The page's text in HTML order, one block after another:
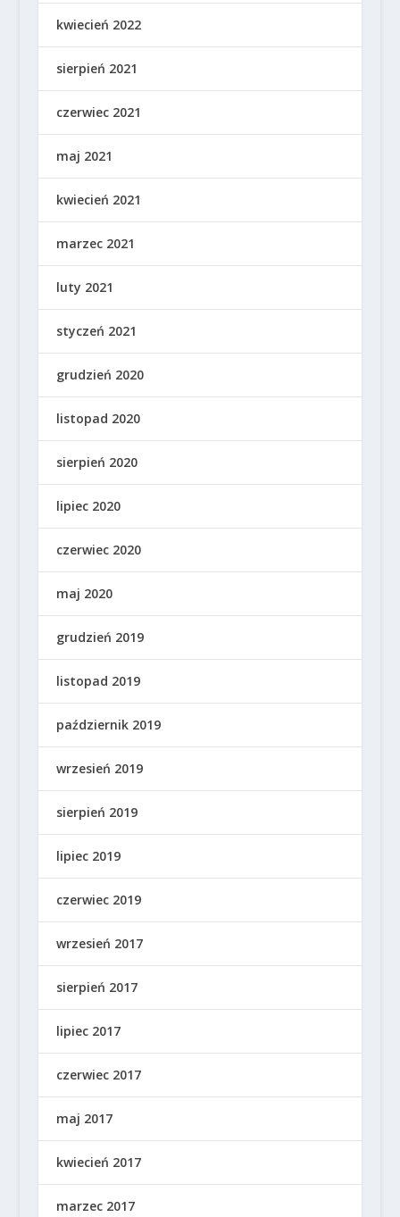
kwiecień 2022
sierpień 2021
czerwiec 2021
maj 2021
kwiecień 2021
marzec 2021
luty 2021
styczeń 2021
grudzień 2020
listopad 2020
sierpień 2020
lipiec 2020
czerwiec 2020
maj 2020
grudzień 2019
listopad 2019
październik 2019
wrzesień 2019
sierpień 2019
lipiec 2019
czerwiec 2019
wrzesień 2017
sierpień 2017
lipiec 2017
czerwiec 2017
maj 2017
kwiecień 2017
marzec 2017